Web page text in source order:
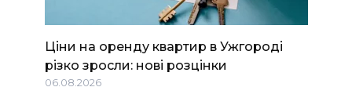
Ціни на оренду квартир в Ужгороді
різко зросли: нові розцінки
06.08.2026